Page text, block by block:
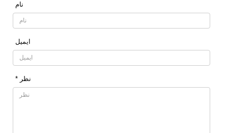
نام
ایمیل
* نظر